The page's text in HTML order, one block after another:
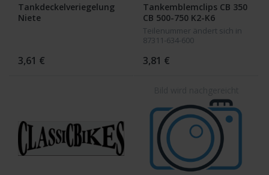
Tankdeckelveriegelung
Niete
3,61 €
Tankemblemclips CB 350
CB 500-750 K2-K6
Teilenummer ändert sich in
87311-634-600
3,81 €